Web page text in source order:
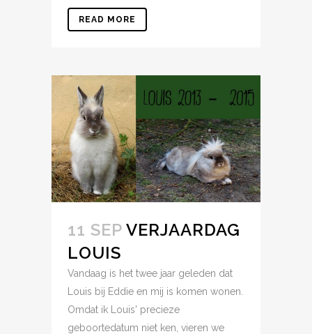
READ MORE
11 SEP VERJAARDAG
LOUIS
Vandaag is het twee jaar geleden dat
Louis bij Eddie en mij is komen wonen.
Omdat ik Louis' precieze
geboortedatum niet ken, vieren we